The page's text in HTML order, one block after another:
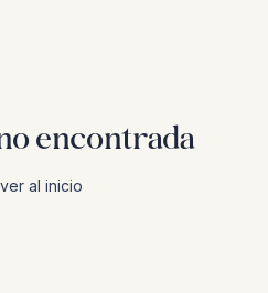
encontrada
al inicio